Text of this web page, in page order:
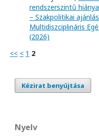
rendszerszintű
– Szakpolitikai
Multidiszciplináris
(2026)
<< < 1 2
Kézirat benyújtása
Nyelv